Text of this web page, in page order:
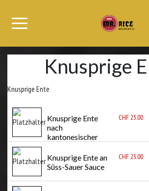
Knusprige
Knusprige Ente
Knusprige Ente
nach
kantonesischer
CHF23.00
Knusprige Ente an
Süss-Sauer Sauce
CHF23.00